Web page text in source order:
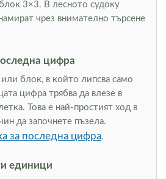
3×3. В лесното судоку
чрез внимателно търсене
цифра
или блок, в който липсва само
цифра трябва да влезе в
Това е най-простият ход в
да започнете пъзела.
за последна цифра.
единици